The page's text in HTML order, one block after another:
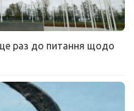
ще раз до питання щодо